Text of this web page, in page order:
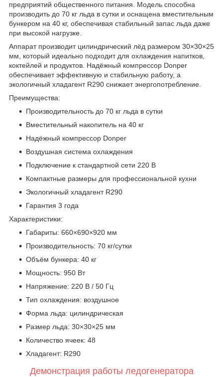
предприятий общественного питания. Модель способна
производить до 70 кг льда в сутки и оснащена вместительным
бункером на 40 кг, обеспечивая стабильный запас льда даже
при высокой нагрузке.
Аппарат производит цилиндрический лёд размером 30×30×25
мм, который идеально подходит для охлаждения напитков,
коктейлей и продуктов. Надёжный компрессор Donper
обеспечивает эффективную и стабильную работу, а
экологичный хладагент R290 снижает энергопотребление.
Преимущества:
Производительность до 70 кг льда в сутки
Вместительный накопитель на 40 кг
Надёжный компрессор Donper
Воздушная система охлаждения
Подключение к стандартной сети 220 В
Компактные размеры для профессиональной кухни
Экологичный хладагент R290
Гарантия 3 года
Характеристики:
Габариты: 660×690×920 мм
Производительность: 70 кг/сутки
Объём бункера: 40 кг
Мощность: 950 Вт
Напряжение: 220 В / 50 Гц
Тип охлаждения: воздушное
Форма льда: цилиндрическая
Размер льда: 30×30×25 мм
Количество ячеек: 48
Хладагент: R290
Демонстрация работы ледогенератора